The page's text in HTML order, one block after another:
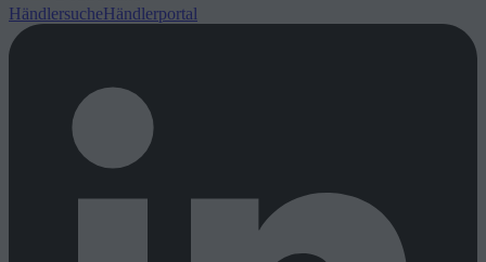
HändlersucheHändlerportal